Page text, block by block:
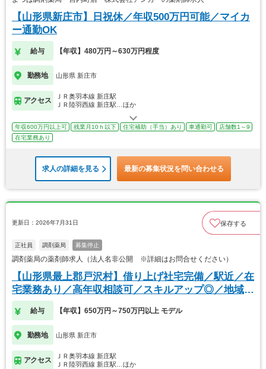
【山形県新庄市】日祝休／年収500万円可能／マイカ
ー通勤OK
給与 【年収】480万円～630万円程度
勤務地 山形県 新庄市
アクセス
ＪＲ奥羽本線 新庄駅
ＪＲ陸羽西線 新庄駅…ほか
年収600万円以上可 残業月10ｈ以下 住宅補助（手当）あり 車通勤可
店舗数1～9
在宅業務あり
求人の詳細を見る 最新の募集状況を問い合わせる
更新日：2026年7月31日 保存する
正社員 調剤薬局 募集停止
調剤薬局の薬剤師求人（法人名非公開 ※詳細はお問合せください）
【山形県最上郡戸沢村】借り上げ社宅完備／駅近／在
宅業務あり／高年収相談可／スキルアップ◎／地域密
着
給与 【年収】650万円～750万円以上 モデル
勤務地 山形県 新庄市
アクセス
ＪＲ奥羽本線 新庄駅
ＪＲ陸羽西線 新庄駅…ほか